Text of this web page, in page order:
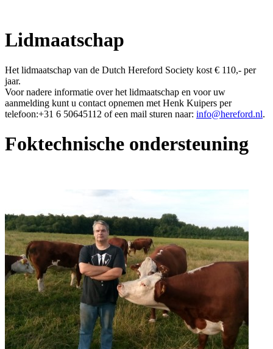
Lidmaatschap
Het lidmaatschap van de Dutch Hereford Society kost € 110,- per
jaar.
Voor nadere informatie over het lidmaatschap en voor uw
aanmelding kunt u contact opnemen met Henk Kuipers per
telefoon:+31 6 50645112 of een mail sturen naar: info@hereford.nl.
Foktechnische ondersteuning